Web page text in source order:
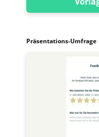
Präsentations-Umfrage